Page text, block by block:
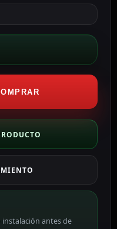
antes de